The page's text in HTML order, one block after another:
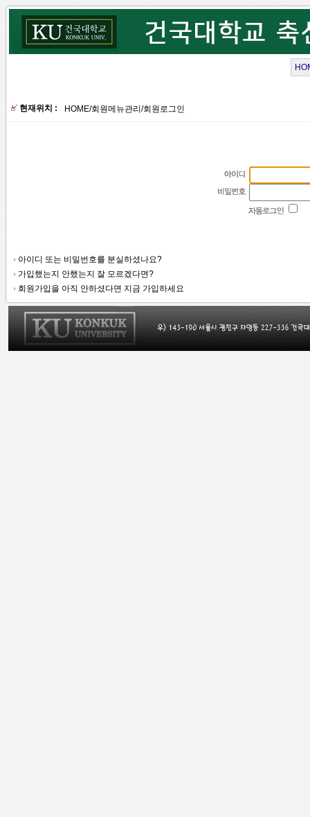
현재위치 : HOME/회원메뉴관리 /회원로그인
아이디 또는 비밀번호를 분실하셨나요?
가입했는지 안했는지 잘 모르겠다면?
회원가입을 아직 안하셨다면 지금 가입하세요